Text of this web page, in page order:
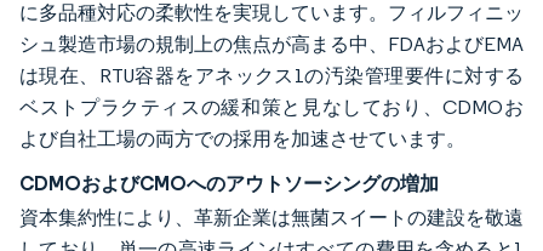
に多品種対応の柔軟性を実現しています。フィルフィニッ
シュ製造市場の規制上の焦点が高まる中、FDAおよびEMA
は現在、RTU容器をアネックス1の汚染管理要件に対する
ベストプラクティスの緩和策と見なしており、CDMOお
よび自社工場の両方での採用を加速させています。
CDMOおよびCMOへのアウトソーシングの増加
資本集約性により、革新企業は無菌スイートの建設を敬遠